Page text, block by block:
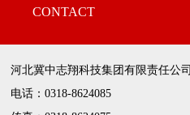
CONTACT
河北冀中志翔科技集团有限责任公司
电话：0318-8624085